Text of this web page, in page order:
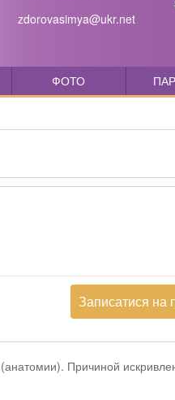
zdorovasimya@ukr.net
ФОТО
Записатися на
Причиной